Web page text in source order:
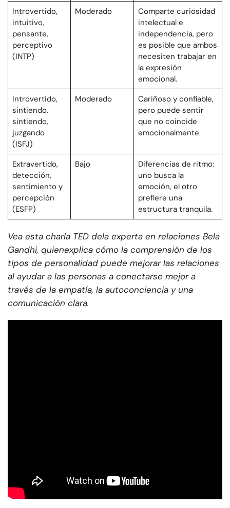
Introvertido,
intuitivo,
pensante,
perceptivo
(INTP)
Moderado
Comparte curiosidad
intelectual e
independencia, pero
es posible que ambos
necesiten trabajar en
la expresión
emocional.
Introvertido,
sintiendo,
sintiendo,
juzgando
(ISFJ)
Moderado
Cariñoso y confiable,
pero puede sentir
que no coincide
emocionalmente.
Extravertido,
detección,
sentimiento y
percepción
(ESFP)
Bajo
Diferencias de ritmo:
uno busca la
emoción, el otro
prefiere una
estructura tranquila.
Vea esta charla TED dela experta en relaciones Bela
Gandhi, quienexplica cómo la comprensión de los
tipos de personalidad puede mejorar las relaciones
al ayudar a las personas a conectarse mejor a
través de la empatía, la autoconciencia y una
comunicación clara.